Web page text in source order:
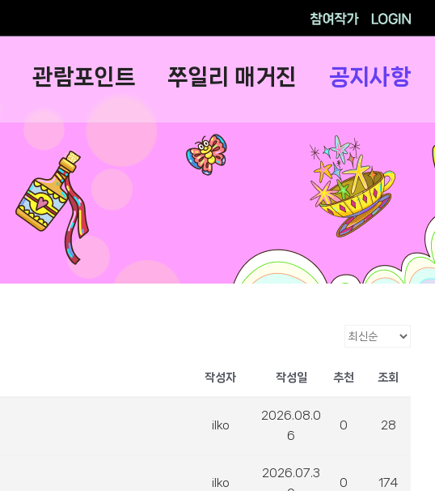
참여작가
관람포인트 쭈일리 매거진 공지사항
작성자 작성일 추천 조회
ilko
2026.08.0
6
0 28
ilko
2026.07.3
0 174